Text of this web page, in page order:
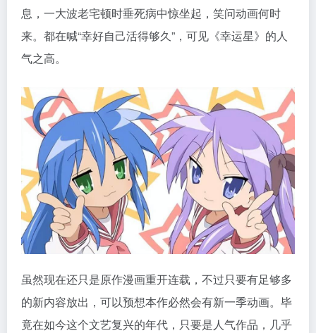
息，一大波老宅顿时垂死病中惊坐起，笑问动画何时
来。都在喊“幸好自己活得够久”，可见《幸运星》的人
气之高。
虽然现在还只是原作漫画重开连载，不过只要有足够多
的新内容放出，可以预想本作必然会有新一季动画。毕
竟在如今这个文艺复兴的年代，只要是人气作品，几乎